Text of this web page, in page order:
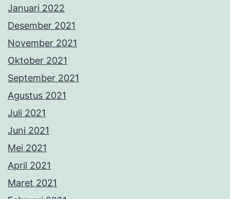
Januari 2022
Desember 2021
November 2021
Oktober 2021
September 2021
Agustus 2021
Juli 2021
Juni 2021
Mei 2021
April 2021
Maret 2021